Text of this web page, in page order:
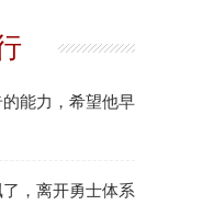
能力，希望他早
，离开勇士体系